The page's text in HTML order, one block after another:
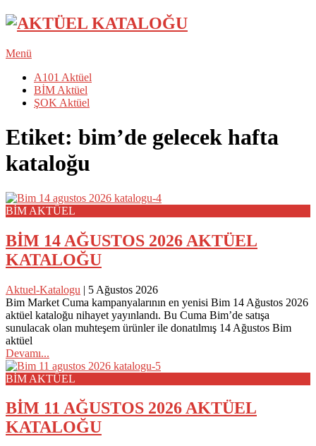
Menü
A101 Aktüel
BİM Aktüel
ŞOK Aktüel
Etiket: bim’de gelecek hafta
kataloğu
BİM AKTÜEL
BİM 14 AĞUSTOS 2026 AKTÜEL
KATALOĞU
Aktuel-Katalogu | 5 Ağustos 2026
Bim Market Cuma kampanyalarının en yenisi Bim 14 Ağustos 2026
aktüel kataloğu nihayet yayınlandı. Bu Cuma Bim’de satışa
sunulacak olan muhteşem ürünler ile donatılmış 14 Ağustos Bim
aktüel
Devamı...
BİM AKTÜEL
BİM 11 AĞUSTOS 2026 AKTÜEL
KATALOĞU